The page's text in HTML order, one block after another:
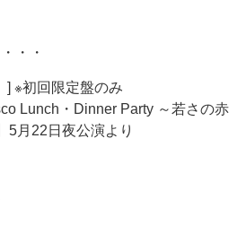
・・
] ※初回限定盤のみ
Lunch・Dinner Party ～若さの赤
5月22日夜公演より